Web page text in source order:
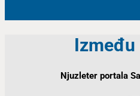
Između
Njuzleter portala